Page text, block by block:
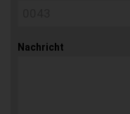
Nachricht